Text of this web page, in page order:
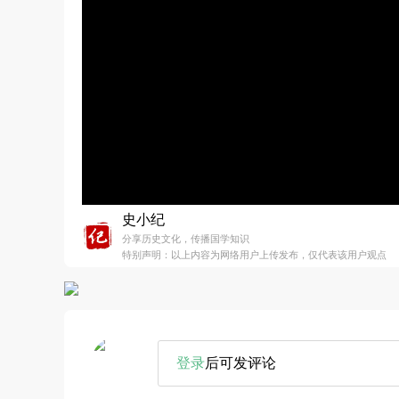
史小纪
分享历史文化，传播国学知识
特别声明：以上内容为网络用户上传发布，仅代表该用户观点
登录后可发评论